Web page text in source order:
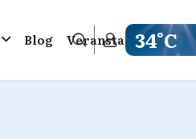
Blog Veranstaltungen
34°C
Get